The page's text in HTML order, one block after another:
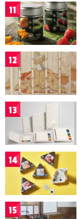
11
12
13
14
15